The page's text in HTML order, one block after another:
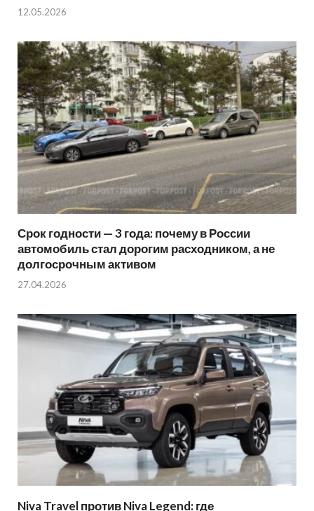
12.05.2026
Срок годности — 3 года: почему в России
автомобиль стал дорогим расходником, а не
долгосрочным активом
27.04.2026
Niva Travel против Niva Legend: где